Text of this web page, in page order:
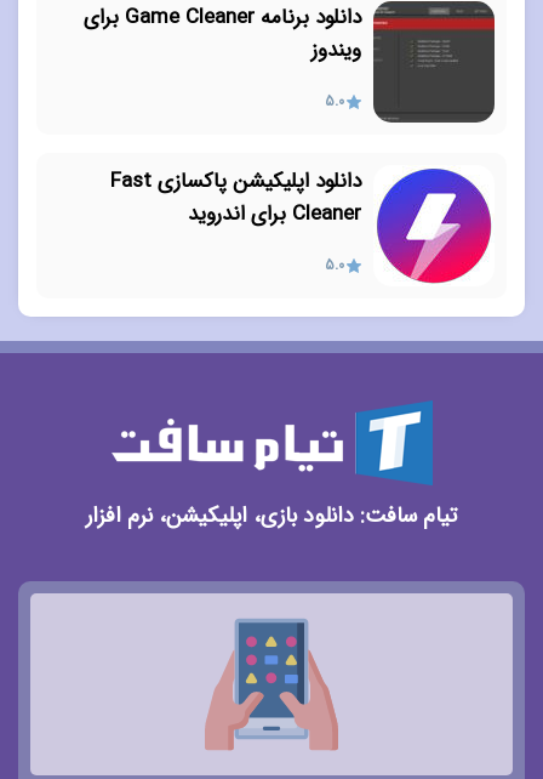
دانلود برنامه Game Cleaner برای
ویندوز
5.0
دانلود اپلیکیشن پاکسازی Fast
Cleaner برای اندروید
5.0
تیام سافت: دانلود بازی، اپلیکیشن، نرم افزار